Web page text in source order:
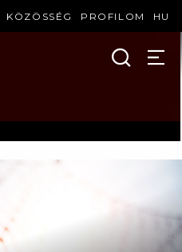
KÖZÖSSÉG PROFILOM HU